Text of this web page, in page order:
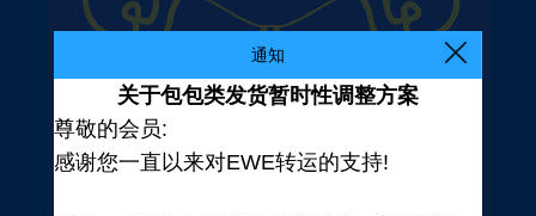
通知
关于包包类发货暂时性调整方案
尊敬的会员:
感谢您一直以来对EWE转运的支持!